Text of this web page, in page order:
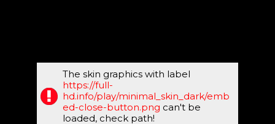
The skin graphics with label
https://full-
hd.info/play/minimal_skin_dark/emb
ed-close-button.png can't be
loaded, check path!